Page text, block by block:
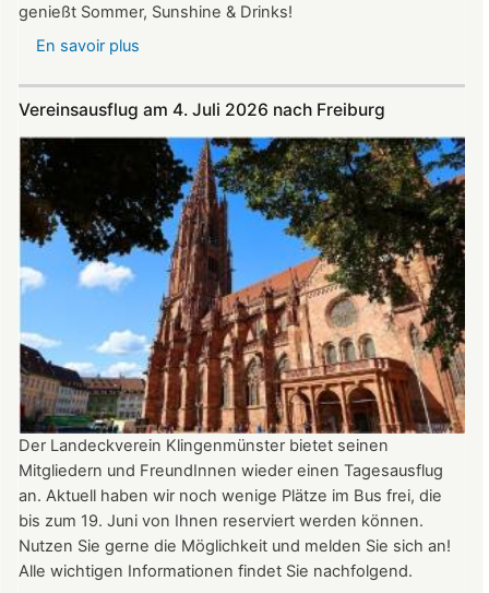
genießt Sommer, Sunshine & Drinks!
En savoir plus
und
August
auf
der
Burg:
After
Work
donnerstags
bis
22:00
Uhr
Vereinsausflug am 4. Juli 2026 nach Freiburg
Der Landeckverein Klingenmünster bietet seinen
Mitgliedern und FreundInnen wieder einen Tagesausflug
an. Aktuell haben wir noch wenige Plätze im Bus frei, die
bis zum 19. Juni von Ihnen reserviert werden können.
Nutzen Sie gerne die Möglichkeit und melden Sie sich an!
Alle wichtigen Informationen findet Sie nachfolgend.